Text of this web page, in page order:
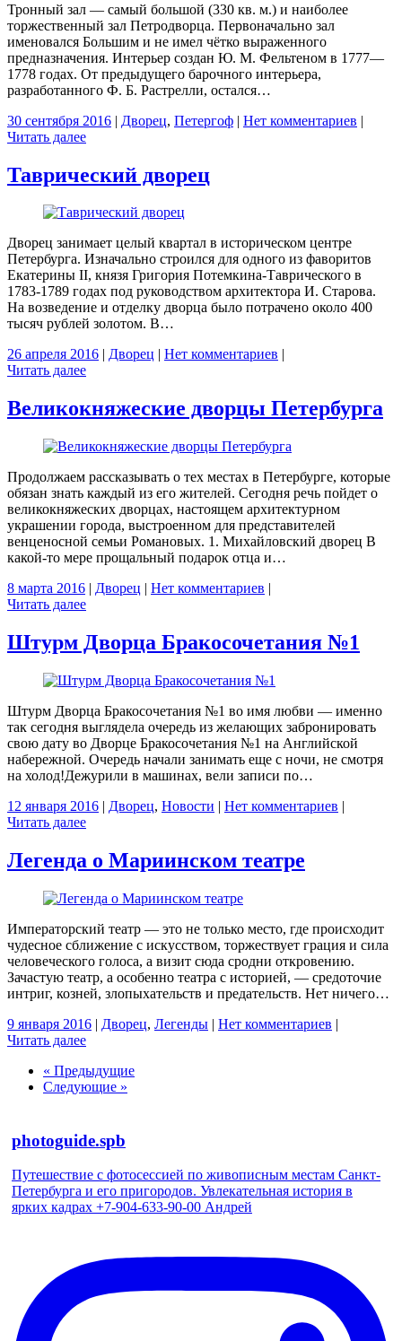
Тронный зал — самый большой (330 кв. м.) и наиболее
торжественный зал Петродворца. Первоначально зал
именовался Большим и не имел чётко выраженного
предназначения. Интерьер создан Ю. М. Фельтеном в 1777—
1778 годах. От предыдущего барочного интерьера,
разработанного Ф. Б. Растрелли, остался…
30 сентября 2016 | Дворец, Петергоф | Нет комментариев |
Читать далее
Таврический дворец
Дворец занимает целый квартал в историческом центре
Петербурга. Изначально строился для одного из фаворитов
Екатерины II, князя Григория Потемкина-Таврического в
1783-1789 годах под руководством архитектора И. Старова.
На возведение и отделку дворца было потрачено около 400
тысяч рублей золотом. В…
26 апреля 2016 | Дворец | Нет комментариев |
Читать далее
Великокняжеские дворцы Петербурга
Продолжаем рассказывать о тех местах в Петербурге, которые
обязан знать каждый из его жителей. Сегодня речь пойдет о
великокняжеских дворцах, настоящем архитектурном
украшении города, выстроенном для представителей
венценосной семьи Романовых. 1. Михайловский дворец В
какой-то мере прощальный подарок отца и…
8 марта 2016 | Дворец | Нет комментариев |
Читать далее
Штурм Дворца Бракосочетания №1
Штурм Дворца Бракосочетания №1 во имя любви — именно
так сегодня выглядела очередь из желающих забронировать
свою дату во Дворце Бракосочетания №1 на Английской
набережной. Очередь начали занимать еще с ночи, не смотря
на холод!Дежурили в машинах, вели записи по…
12 января 2016 | Дворец, Новости | Нет комментариев |
Читать далее
Легенда о Мариинском театре
Императорский театр — это не только место, где происходит
чудесное сближение с искусством, торжествует грация и сила
человеческого голоса, а визит сюда сродни откровению.
Зачастую театр, а особенно театра с историей, — средоточие
интриг, козней, злопыхательств и предательств. Нет ничего…
9 января 2016 | Дворец, Легенды | Нет комментариев |
Читать далее
« Предыдущие
Следующие »
photoguide.spb
Путешествие с фотосессией по живописным местам Санкт-
Петербурга и его пригородов. Увлекательная история в
ярких кадрах +7-904-633-90-00 Андрей